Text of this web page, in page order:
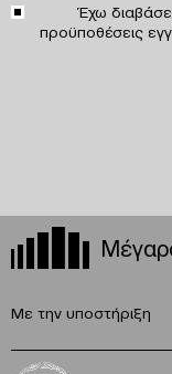
Έχω
προϋποθέσεις
Με την υποστήριξη